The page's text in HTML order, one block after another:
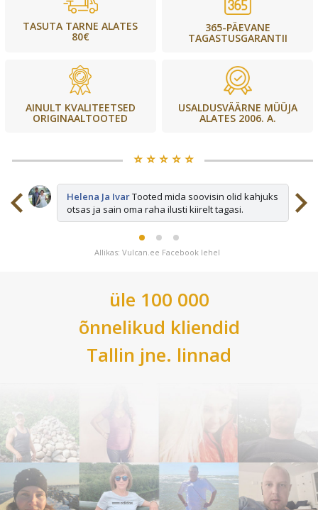
TASUTA TARNE ALATES
80€
365-PÄEVANE
TAGASTUSGARANTII
AINULT KVALITEETSED
ORIGINAALTOOTED
USALDUSVÄÄRNE MÜÜJA
ALATES 2006. A.
⭐️ ⭐️ ⭐️ ⭐️ ⭐️
Helena Ja IvarTooted mida soovisin olid kahjuks
otsas ja sain oma raha ilusti kiirelt tagasi.
Allikas: Vulcan.ee Facebook lehel
üle 100 000
õnnelikud kliendid
Tallin jne. linnad